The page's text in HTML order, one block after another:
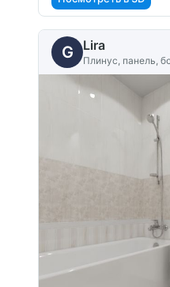
G Lira
Плинус, панель,